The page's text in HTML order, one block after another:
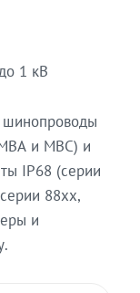
1 кВ
шинопроводы
и МВС) и
IP68 (серии
88xx,
и